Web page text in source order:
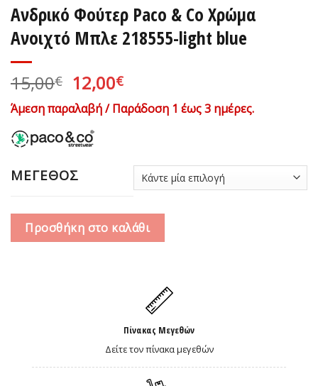
Ανδρικό Φούτερ Paco & Co Χρώμα
Ανοιχτό Μπλε 218555-light blue
15,00€ Original
price
was:
15,00€.
12,00€Η
τρέχουσα
τιμή
Άμεση παραλαβή / Παράδοση 1 έως 3 ημέρες.
ΜΕΓΕΘΟΣ
Προσθήκη στο καλάθι
Πίνακας Μεγεθών
Δείτε τον πίνακα μεγεθών